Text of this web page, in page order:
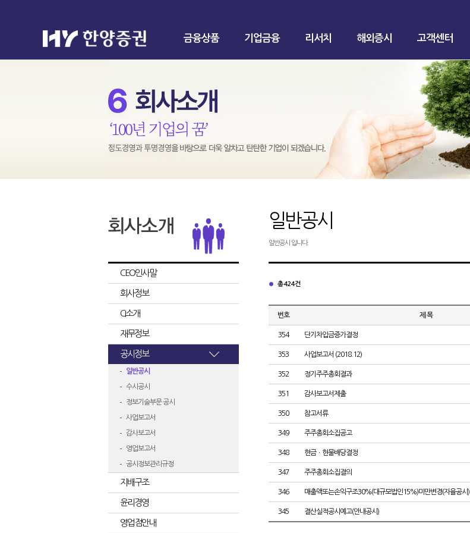
금융상품 기업금융 리서치 해외증시 고객센터
CEO인사말
회사정보
CI소개
재무정보
공시정보
일반공시
수시공시
정보기술부문 공시
사업보고서
감사보고서
영업보고서
공시정보관리규정
지배구조
윤리경영
영업점안내
일반공시
일반공시 입니다.
총 424건
번호 제 목
354 단기차입금증가결정
353 사업보고서 (2018.12)
352 정기주주총회결과
351 감사보고서제출
350 참고서류
349 주주총회소집공고
348 현금ㆍ현물배당결정
347 주주총회소집결의
346 매출액또는손익구조30%(대규모법인15%)미만변경(자율공시)
345 결산실적공시예고(안내공시)